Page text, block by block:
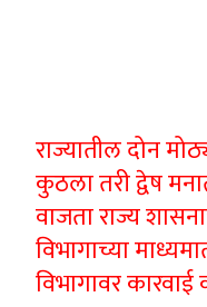
राज्यातील दोन
कुठला तरी द्वेष
वाजता राज्य
विभागाच्या
विभागावर